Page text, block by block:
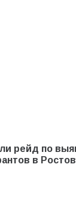
рейд по
в